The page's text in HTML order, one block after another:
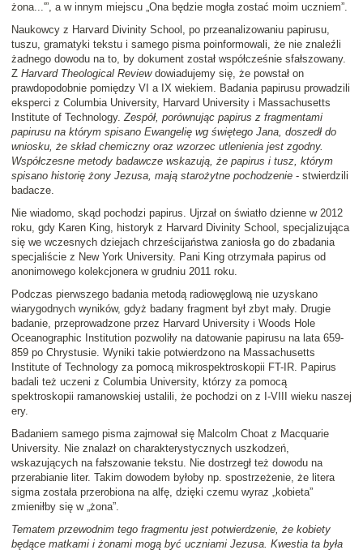
żona...'”, a w innym miejscu „Ona będzie mogła zostać moim uczniem”.
Naukowcy z Harvard Divinity School, po przeanalizowaniu papirusu,
tuszu, gramatyki tekstu i samego pisma poinformowali, że nie znaleźli
żadnego dowodu na to, by dokument został współcześnie sfałszowany.
Z Harvard Theological Reviewdowiadujemy się, że powstał on
prawdopodobnie pomiędzy VI a IX wiekiem. Badania papirusu prowadzili
eksperci z Columbia University, Harvard University i Massachusetts
Institute of Technology.Zespół, porównując papirus z fragmentami
papirusu na którym spisano Ewangelię wg świętego Jana, doszedł do
wniosku, że skład chemiczny oraz wzorzec utlenienia jest zgodny.
Współczesne metody badawcze wskazują, że papirus i tusz, którym
spisano historię żony Jezusa, mają starożytne pochodzenie - stwierdzili
badacze.
Nie wiadomo, skąd pochodzi papirus. Ujrzał on światło dzienne w 2012
roku, gdy Karen King, historyk z Harvard Divinity School, specjalizująca
się we wczesnych dziejach chrześcijaństwa zaniosła go do zbadania
specjaliście z New York University. Pani King otrzymała papirus od
anonimowego kolekcjonera w grudniu 2011 roku.
Podczas pierwszego badania metodą radiowęglową nie uzyskano
wiarygodnych wyników, gdyż badany fragment był zbyt mały. Drugie
badanie, przeprowadzone przez Harvard University i Woods Hole
Oceanographic Institution pozwoliły na datowanie papirusu na lata 659-
859 po Chrystusie. Wyniki takie potwierdzono na Massachusetts
Institute of Technology za pomocą mikrospektroskopii FT-IR. Papirus
badali też uczeni z Columbia University, którzy za pomocą
spektroskopii ramanowskiej ustalili, że pochodzi on z I-VIII wieku naszej
ery.
Badaniem samego pisma zajmował się Malcolm Choat z Macquarie
University. Nie znalazł on charakterystycznych uszkodzeń,
wskazujących na fałszowanie tekstu. Nie dostrzegł też dowodu na
przerabianie liter. Takim dowodem byłoby np. spostrzeżenie, że litera
sigma została przerobiona na alfę, dzięki czemu wyraz „kobieta”
zmieniłby się w „żona”.
Tematem przewodnim tego fragmentu jest potwierdzenie, że kobiety
będące matkami i żonami mogą być uczniami Jezusa. Kwestia ta była